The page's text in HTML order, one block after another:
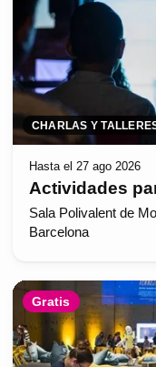
CHARLAS Y
Hasta el 27 ago 2026
Actividades
Sala Polivalent de
Barcelona
Gratis